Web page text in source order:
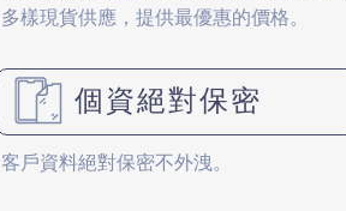
多樣現貨供應，提供最優惠的價格。
個資絕對保密
客戶資料絕對保密不外洩。